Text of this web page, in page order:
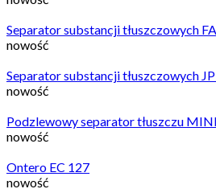
Separator substancji tłuszczowych
nowość
Separator substancji tłuszczowych
nowość
Podzlewowy separator tłuszczu
nowość
Ontero EC 127
nowość